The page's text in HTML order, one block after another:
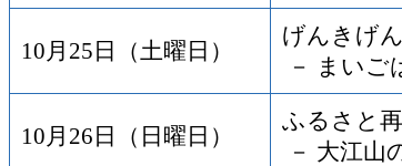
10月25日（土曜日）
げんきげ
－ まいご
10月26日（日曜日）
ふるさと
－ 大江